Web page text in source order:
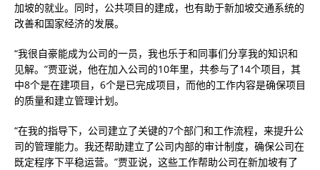
加坡的就业。同时，公共项目的建成，也有助于新加坡交通系统的
改善和国家经济的发展。
“我很自豪能成为公司的一员，我也乐于和同事们分享我的知识和
见解。”贾亚说，他在加入公司的10年里，共参与了14个项目，其
中8个是在建项目，6个是已完成项目，而他的工作内容是确保项目
的质量和建立管理计划。
“在我的指导下，公司建立了关键的7个部门和工作流程，来提升公
司的管理能力。我还帮助建立了公司内部的审计制度，确保公司在
既定程序下平稳运营。”贾亚说，这些工作帮助公司在新加坡有了